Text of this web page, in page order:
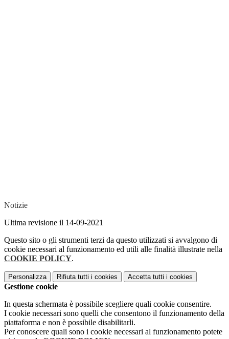
Notizie
Ultima revisione il 14-09-2021
Questo sito o gli strumenti terzi da questo utilizzati si avvalgono di
cookie necessari al funzionamento ed utili alle finalità illustrate nella
COOKIE POLICY.
Personalizza Rifiuta tutti i cookies Accetta tutti i cookies
Gestione cookie
In questa schermata è possibile scegliere quali cookie consentire.
I cookie necessari sono quelli che consentono il funzionamento della
piattaforma e non è possibile disabilitarli.
Per conoscere quali sono i cookie necessari al funzionamento potete